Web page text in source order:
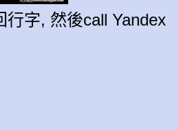
行字, 然後call Yandex